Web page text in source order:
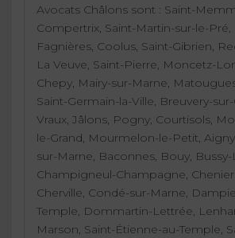
Avocats Châlons sont : Saint-
Compertrix, Saint-Martin-sur-le-Pré,
Fagnières, Coolus, Saint-Gibrien,
La Veuve, Saint-Pierre, Moncetz-
Chepy, Mairy-sur-Marne,
Saint-Germain-la-Ville, Breuvery-
Vraux, Jâlons, Pogny, Courtisols,
le-Grand, Mourmelon-le-Petit,
sur-Marne, Baconnes, Bouy,
Champigneul-Champagne,
Cherville, Condé-sur-Marne,
Temple, Dommartin-Lettrée,
Marson, Saint-Étienne-au-Temple,